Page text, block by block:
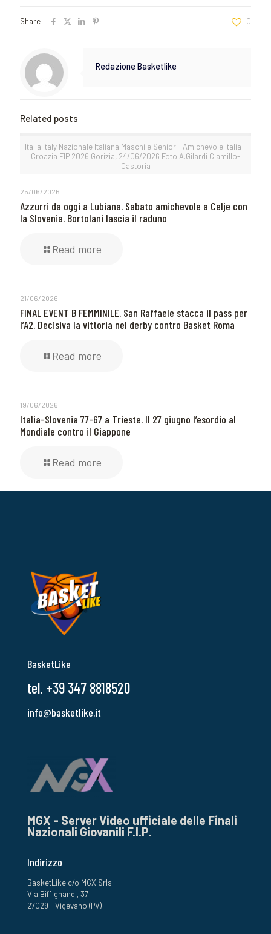
Share 0
Redazione Basketlike
Related posts
Italia Italy Nazionale Italiana Maschile Senior - Amichevole Italia -
Croazia FIP 2026 Gorizia, 24/06/2026 Foto A.Gilardi Ciamillo-
Castoria
25/06/2026
Azzurri da oggi a Lubiana. Sabato amichevole a Celje con
la Slovenia. Bortolani lascia il raduno
Read more
21/06/2026
FINAL EVENT B FEMMINILE. San Raffaele stacca il pass per
l’A2. Decisiva la vittoria nel derby contro Basket Roma
Read more
19/06/2026
Italia-Slovenia 77-67 a Trieste. Il 27 giugno l’esordio al
Mondiale contro il Giappone
Read more
BasketLike
tel. +39 347 8818520
info@basketlike.it
MGX - Server Video ufficiale delle Finali
Nazionali Giovanili F.I.P.
Indirizzo
BasketLike c/o MGX Srls
Via Biffignandi, 37
27029 - Vigevano (PV)